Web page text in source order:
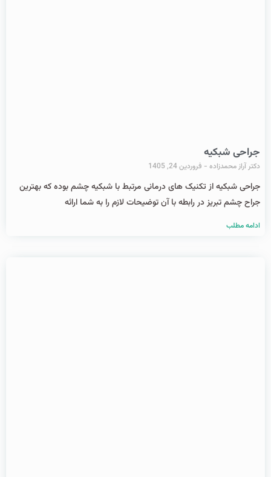
جراحی شبکیه
دکتر آراز محمدزاده فروردین 24, 1405
جراحی شبکیه از تکنیک های درمانی مرتبط با شبکیه چشم بوده که بهترین
جراح چشم تبریز در رابطه با آن توضیحات لازم را به شما ارائه
ادامه مطلب